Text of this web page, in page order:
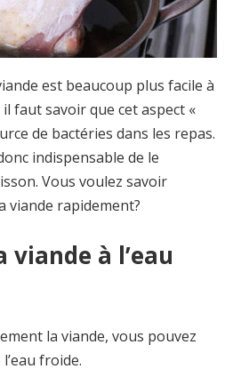
est beaucoup plus facile à
faut savoir que cet aspect «
de bactéries dans les repas.
indispensable de le
Vous voulez savoir
viande rapidement?
viande à l’eau
la viande, vous pouvez
froide.